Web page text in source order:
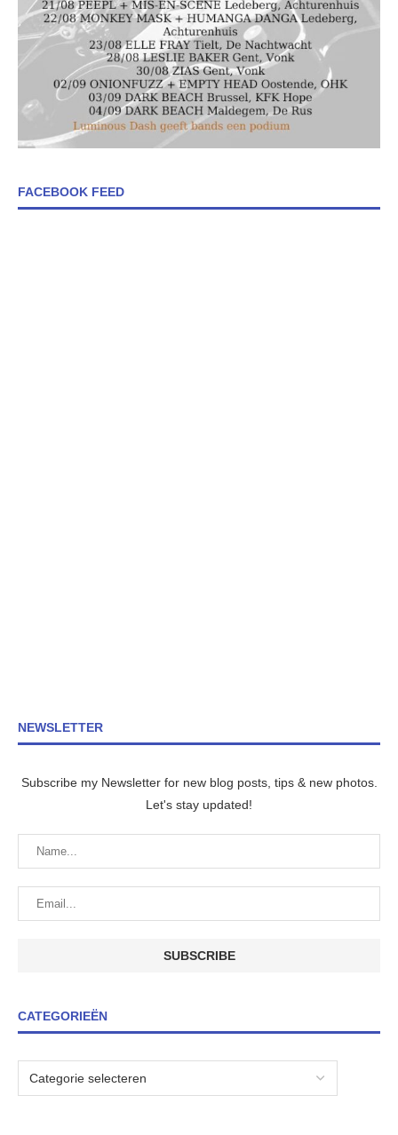
FACEBOOK FEED
NEWSLETTER
Subscribe my Newsletter for new blog posts, tips & new photos.
Let's stay updated!
CATEGORIEËN